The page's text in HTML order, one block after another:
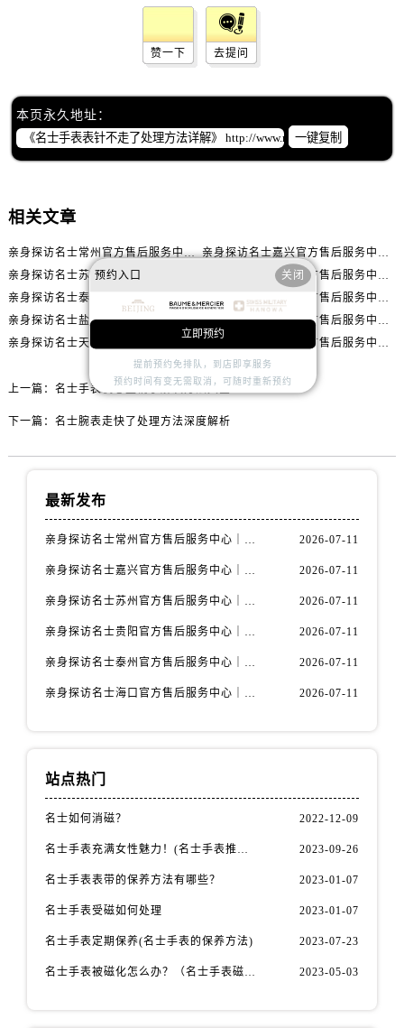
辽宁省铁岭市银州区南马路名士售后服务中心（需提前预约）
北京市朝阳区建国门外大街甲6号华熙国际中心D座11层1102室名士售后服务中心（需提前预约）
内蒙古自治区阿拉善盟市左旗土尔扈特大街名士售后服务中心（需提前预约）
赞一下 去提问
本页永久地址：
一键复制
相关文章
亲身探访名士常州官方售后服务中心｜全新官方服务电话与地址（2026年7月最新）
亲身探访名士嘉兴官方售后服务中心｜全新地址和售后电话（2026年7月最新）
亲身探访名士贵阳官方售后服务中心｜网点地址与电话（2026年7月最新）
亲身探访名士海口官方售后服务中心｜全部地址与售后电话（2026年7月最新）
亲身探访名士盐城官方售后服务中心｜完整地址与联系电话（2026年7月最新）
亲身探访名士嘉兴官方售后服务中心｜全新维修门店地址及电话（2026年7月最新）
亲身探访名士东莞官方售后服务中心｜最新电话和维修地址（2026年7月最新）
上一篇： 名士手表机芯生锈了解决方法大全
下一篇： 名士腕表走快了处理方法深度解析
最新发布
亲身探访名士常州官方售后服务中心｜全新官方服务电话与地址（2026年7月最新） 2026-07-11
亲身探访名士嘉兴官方售后服务中心｜全新地址和售后电话（2026年7月最新） 2026-07-11
亲身探访名士苏州官方售后服务中心｜服务热线与门店详细地址（2026年7月最新） 2026-07-11
亲身探访名士贵阳官方售后服务中心｜网点地址与电话（2026年7月最新） 2026-07-11
亲身探访名士泰州官方售后服务中心｜最新网点地址及热线（2026年7月最新） 2026-07-11
亲身探访名士海口官方售后服务中心｜全部地址与售后电话（2026年7月最新） 2026-07-11
站点热门
名士如何消磁？ 2022-12-09
名士手表充满女性魅力！(名士手表推荐！) 2023-09-26
名士手表表带的保养方法有哪些？ 2023-01-07
名士手表受磁如何处理 2023-01-07
名士手表定期保养(名士手表的保养方法) 2023-07-23
名士手表被磁化怎么办？（名士手表磁化处理方法） 2023-05-03
预约入口 关闭
立即预约
提前预约免排队，到店即享服务
预约时间有变无需取消，可随时重新预约